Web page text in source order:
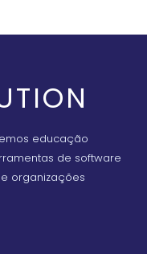
educação
de software
organizações